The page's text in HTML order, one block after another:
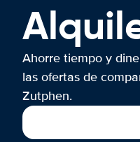
Ahorre tiempo y
las ofertas de
Zutphen.